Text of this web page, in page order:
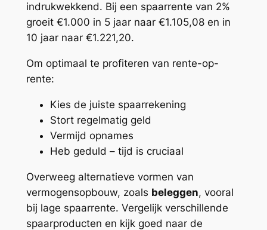
indrukwekkend. Bij een spaarrente van 2%
groeit €1.000 in 5 jaar naar €1.105,08 en in
10 jaar naar €1.221,20.
Om optimaal te profiteren van rente-op-
rente:
Kies de juiste spaarrekening
Stort regelmatig geld
Vermijd opnames
Heb geduld – tijd is cruciaal
Overweeg alternatieve vormen van
vermogensopbouw, zoals beleggen, vooral
bij lage spaarrente. Vergelijk verschillende
spaarproducten en kijk goed naar de